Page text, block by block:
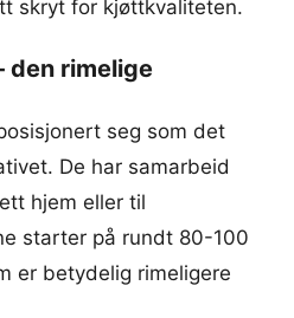
skryt for kjøttkvaliteten.
den rimelige
seg som det
De har samarbeid
hjem eller til
starter på rundt 80-100
er betydelig rimeligere